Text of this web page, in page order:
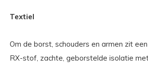
Textiel
Om de borst, schouders en armen zit
RX-stof, zachte, geborstelde isolatie